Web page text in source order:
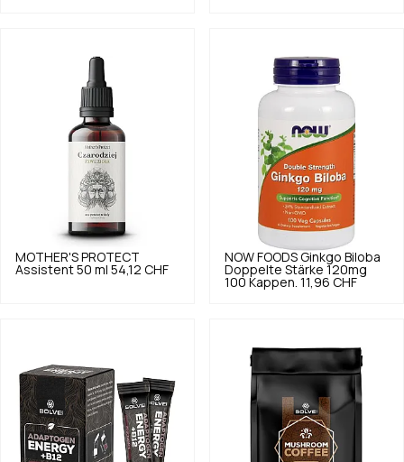
MOTHER'S PROTECT
Assistent 50 ml 54,12 CHF
NOW FOODS Ginkgo Biloba
Doppelte Stärke 120mg
100 Kappen. 11,96 CHF